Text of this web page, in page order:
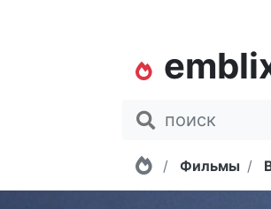
Главная
Фильмы